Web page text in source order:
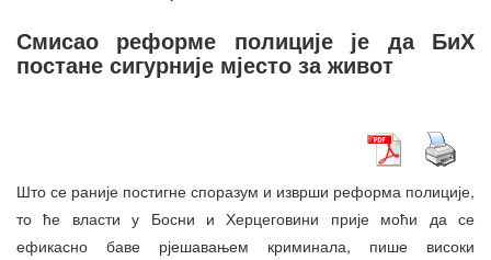
Смисао реформе полиције је да БиХ
постане сигурније мјесто за живот
Што се раније постигне споразум и изврши реформа полиције,
то ће власти у Босни и Херцеговини прије моћи да се
ефикасно баве рјешавањем криминала, пише високи